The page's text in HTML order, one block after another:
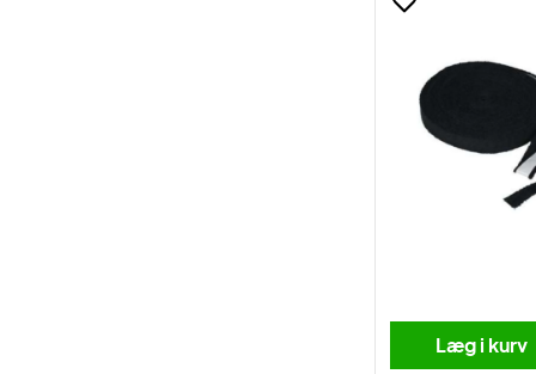
Læg i kurv